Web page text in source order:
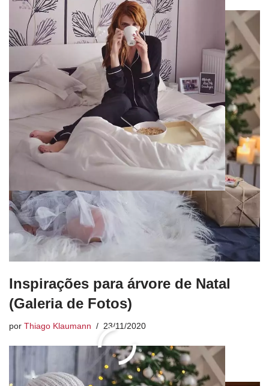
Inspirações para árvore de Natal
(Galeria de Fotos)
por Thiago Klaumann 23/11/2020